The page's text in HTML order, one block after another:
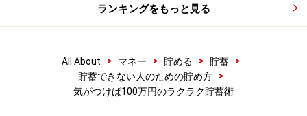
ランキングをもっと見る
All About > マネー > 貯める > 貯蓄
>
貯蓄できない人のための貯め方
>
気がつけば100万円のラクラク貯蓄術